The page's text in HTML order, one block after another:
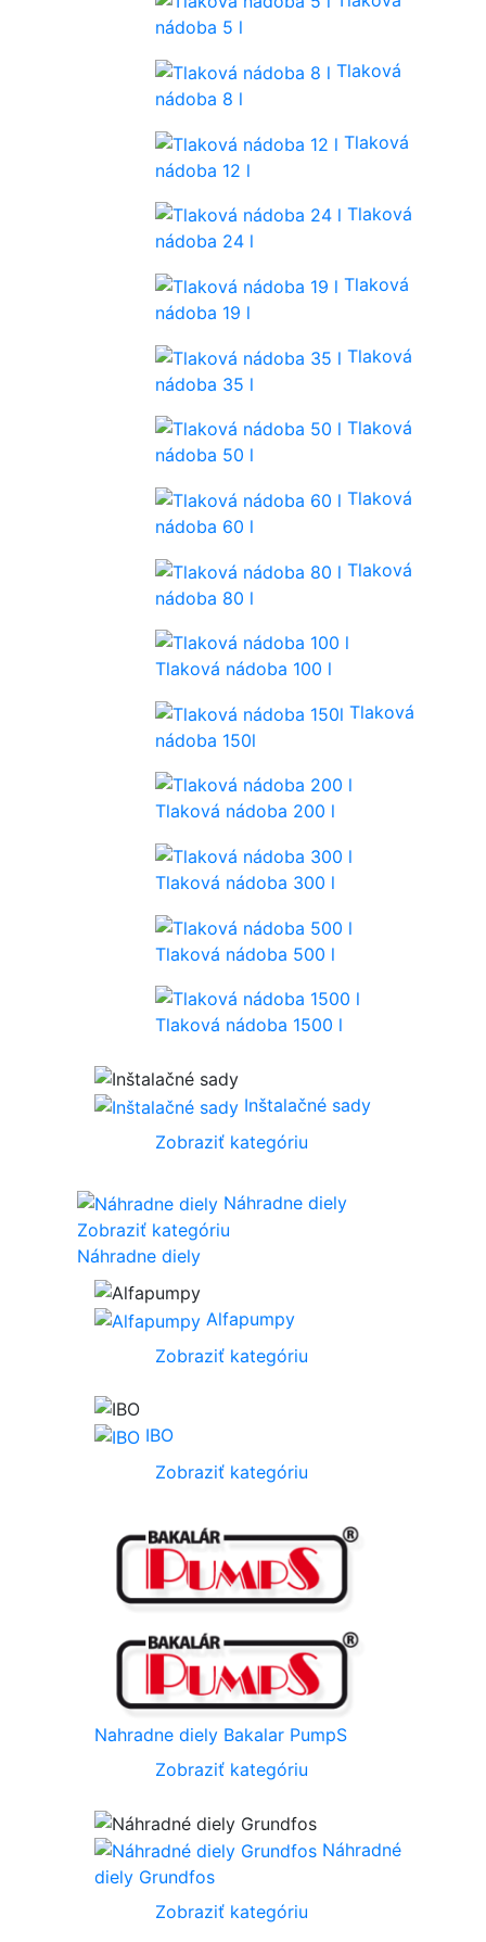
nádoba 5 l
Tlaková
nádoba 8 l
Tlaková
nádoba 12 l
Tlaková
nádoba 24 l
Tlaková
nádoba 19 l
Tlaková
nádoba 35 l
Tlaková
nádoba 50 l
Tlaková
nádoba 60 l
Tlaková
nádoba 80 l
Tlaková nádoba 100 l
Tlaková
nádoba 150l
Tlaková nádoba 200 l
Tlaková nádoba 300 l
Tlaková nádoba 500 l
Tlaková nádoba 1500 l
Inštalačné sady
Zobraziť kategóriu
Náhradne diely
Zobraziť kategóriu
Náhradne diely
Alfapumpy
Zobraziť kategóriu
IBO
Zobraziť kategóriu
Nahradne diely Bakalar PumpS
Zobraziť kategóriu
Náhradné
diely Grundfos
Zobraziť kategóriu